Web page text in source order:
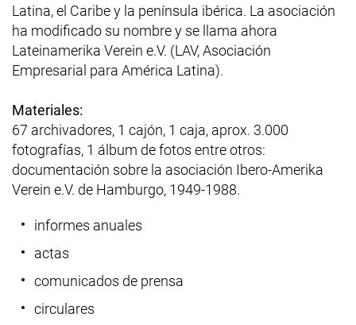
Latina, el Caribe y la península ibérica. La asociación
ha modificado su nombre y se llama ahora
Lateinamerika Verein e.V. (LAV, Asociación
Empresarial para América Latina).
Materiales:
67 archivadores, 1 cajón, 1 caja, aprox. 3.000
fotografías, 1 álbum de fotos entre otros:
documentación sobre la asociación Ibero-Amerika
Verein e.V. de Hamburgo, 1949-1988.
informes anuales
actas
comunicados de prensa
circulares